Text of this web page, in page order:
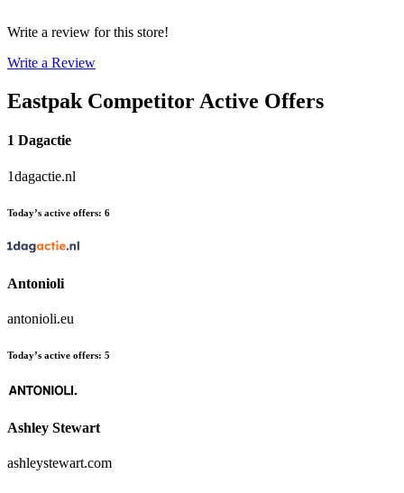
Write a review for this store!
Write a Review
Eastpak Competitor Active Offers
1 Dagactie
1dagactie.nl
Today’s active offers: 6
Antonioli
antonioli.eu
Today’s active offers: 5
Ashley Stewart
ashleystewart.com